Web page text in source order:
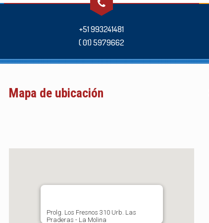
+51 993241481
( 01) 5979662
Mapa de ubicación
Prolg. Los Fresnos 310 Urb. Las
Praderas - La Molina